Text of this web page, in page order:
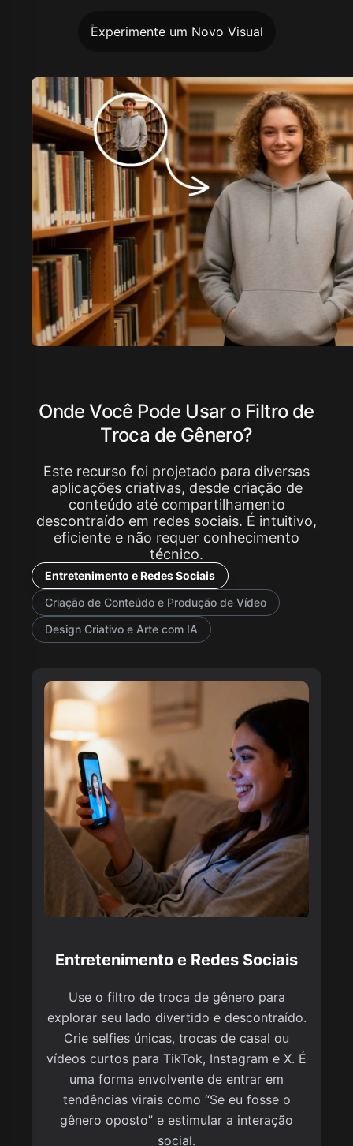
Experimente um Novo Visual
Onde Você Pode Usar o Filtro de
Troca de Gênero?
Este recurso foi projetado para diversas
aplicações criativas, desde criação de
conteúdo até compartilhamento
descontraído em redes sociais. É intuitivo,
eficiente e não requer conhecimento
técnico.
Entretenimento e Redes Sociais
Criação de Conteúdo e Produção de Vídeo
Design Criativo e Arte com IA
Entretenimento e Redes Sociais
Use o filtro de troca de gênero para
explorar seu lado divertido e descontraído.
Crie selfies únicas, trocas de casal ou
vídeos curtos para TikTok, Instagram e X. É
uma forma envolvente de entrar em
tendências virais como “Se eu fosse o
gênero oposto” e estimular a interação
social.